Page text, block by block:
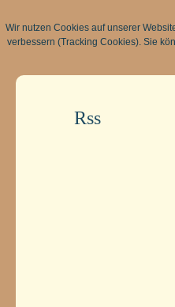
Rss
Wir nutzen Cookies auf unserer
verbessern (Tracking Cookies). Sie